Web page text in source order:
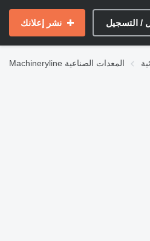
/ التسجيل نشر إعلانك
Machineryline المعدات الصناعية